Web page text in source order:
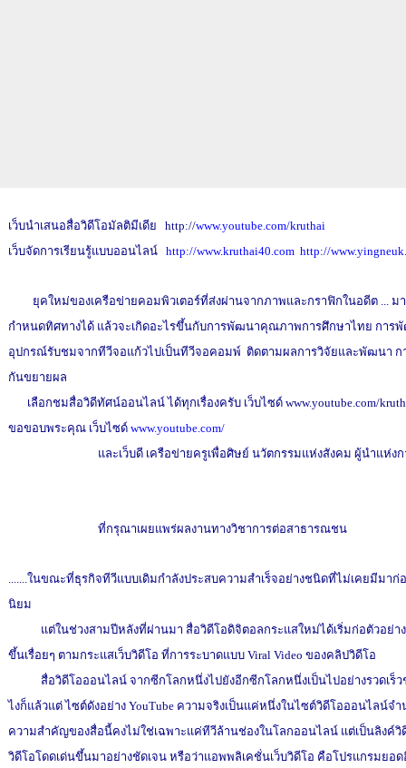
เว็บนำเสนอสื่อวิดีโอมัลติมีเดีย http://www.youtube.com/kruthai
เว็บจัดการเรียนรู้แบบออนไลน์ http://www.kruthai40.com http://
ยุคใหม่ของเครือข่ายคอมพิวเตอร์ที่ส่งผ่านจากภาพและกราฟิกในอดีต ... ม
กำหนดทิศทางได้ แล้วจะเกิดอะไรขึ้นกับการพัฒนาคุณภาพการศึกษาไทย การ
อุปกรณ์รับชมจากทีวีจอแก้วไปเป็นทีวีจอคอมพ์ ติดตามผลการวิจัยและพัฒนา
กันขยายผล
เลือกชมสื่อวิดีทัศน์ออนไลน์ ได้ทุกเรื่องครับ เว็บไซด์ www.youtube.com/
ขอขอบพระคุณ เว็บไซด์ www.youtube.com/
และเว็บดี เครือข่ายครูเพื่อศิษย์ นวัตกรรมแห่งสังคม ผู้นำแห่งกา
ที่กรุณาเผยแพร่ผลงานทางวิชาการต่อสาธารณชน
.......ในขณะที่ธุรกิจทีวีแบบเดิมกำลังประสบความสำเร็จอย่างชนิดที่ไม่เคยมีมา
นิยม
แต่ในช่วงสามปีหลังที่ผ่านมา สื่อวิดีโอดิจิตอลกระแสใหม่ได้เริ่มก่อตัวอย่าง
ขึ้นเรื่อยๆ ตามกระแสเว็บวิดีโอ ที่การระบาดแบบ Viral Video ของคลิปวิดีโอ
สื่อวิดีโอออนไลน์ จากซีกโลกหนึ่งไปยังอีกซีกโลกหนึ่งเป็นไปอย่างรวดเร็วชั่
ไงก็แล้วแต่ ไซต์ดังอย่าง YouTube ความจริงเป็นแค่หนึ่งในไซต์วิดีโอออนไลน์
ความสำคัญของสื่อนี้คงไม่ใช่เฉพาะแค่ทีวีล้านช่องในโลกออนไลน์ แต่เป็นลิงค์
วิดีโอโดดเด่นขึ้นมาอย่างชัดเจน หรือว่าแอพพลิเคชั่นเว็บวิดีโอ คือโปรแกรมย